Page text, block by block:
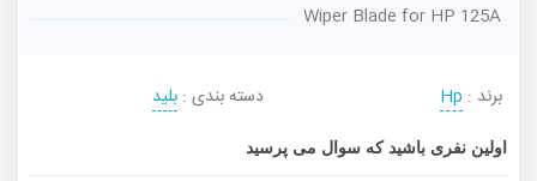
Wiper Blade for HP 125A
برند : Hp دسته بندی : بلید
اولین نفری باشید که سوال می پرسید